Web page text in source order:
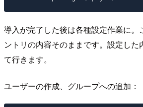
導入が完了した後は各種設定作業に。
ントリの内容そのままです。設定し
て行きます。
ユーザーの作成、グループへの追加：